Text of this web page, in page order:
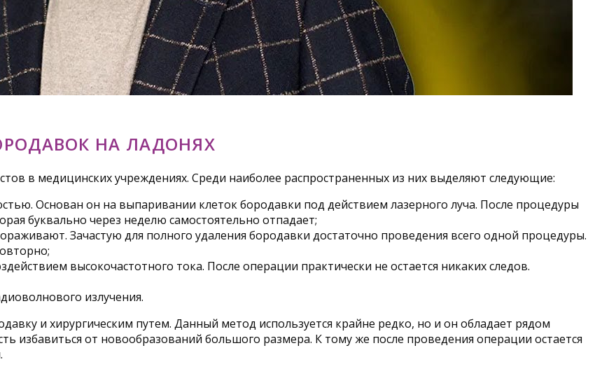
НА ЛАДОНЯХ
в медицинских учреждениях. Среди наиболее распространенных из них выделяют следующие:
Основан он на выпаривании клеток бородавки под действием лазерного луча. После процедуры
буквально через неделю самостоятельно отпадает;
Зачастую для полного удаления бородавки достаточно проведения всего одной процедуры.
высокочастотного тока. После операции практически не остается никаких следов.
излучения.
и хирургическим путем. Данный метод используется крайне редко, но и он обладает рядом
избавиться от новообразований большого размера. К тому же после проведения операции остается